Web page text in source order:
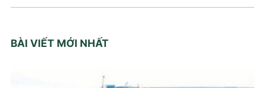
BÀI VIẾT MỚI NHẤT